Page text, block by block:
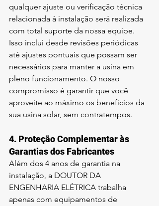
qualquer ajuste ou verificação técnica
relacionada à instalação será realizada
com total suporte da nossa equipe.
Isso inclui desde revisões periódicas
até ajustes pontuais que possam ser
necessários para manter a usina em
pleno funcionamento. O nosso
compromisso é garantir que você
aproveite ao máximo os benefícios da
sua usina solar, sem contratempos.
4. Proteção Complementar às
Garantias dos Fabricantes
Além dos 4 anos de garantia na
instalação, a DOUTOR DA
ENGENHARIA ELÉTRICA trabalha
apenas com equipamentos de